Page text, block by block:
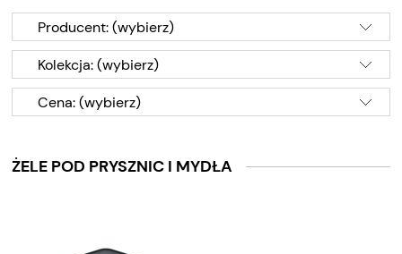
Producent: (wybierz)
Kolekcja: (wybierz)
Cena: (wybierz)
ŻELE POD PRYSZNIC I MYDŁA